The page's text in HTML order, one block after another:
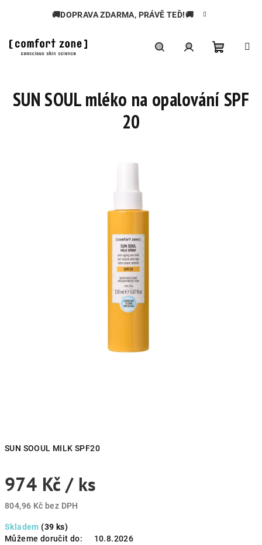
🚚DOPRAVA ZDARMA, PRÁVĚ TEĎ!🚚
košík
SUN SOOUL MILK SPF20
974 Kč / ks
804,96 Kč bez DPH
cena:
Skladem(39 ks)
Můžeme doručit do:
10.8.2026
SUN SOUL mléko na opalování SPF
20